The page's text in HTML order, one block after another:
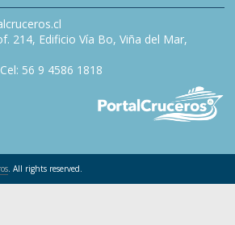
214, Edificio Vía Bo, Viña del Mar,
Cel: 56 9 4586 1818
. All rights reserved.